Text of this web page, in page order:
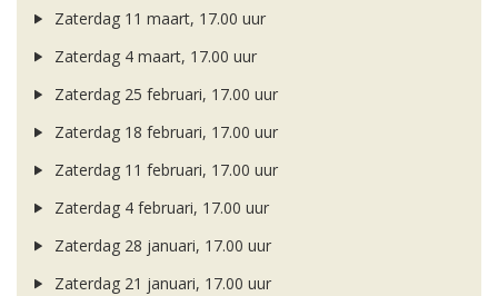
Zaterdag 11 maart, 17.00 uur
Zaterdag 4 maart, 17.00 uur
Zaterdag 25 februari, 17.00 uur
Zaterdag 18 februari, 17.00 uur
Zaterdag 11 februari, 17.00 uur
Zaterdag 4 februari, 17.00 uur
Zaterdag 28 januari, 17.00 uur
Zaterdag 21 januari, 17.00 uur